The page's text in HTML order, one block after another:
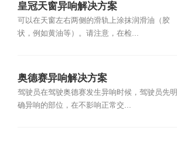
皇冠天窗异响解决方案
可以在天窗左右两侧的滑轨上涂抹润滑油（胶
状，例如黄油等）。请注意，在检...
奥德赛异响解决方案
驾驶员在驾驶奥德赛发生异响时候，驾驶员先明
确异响的部位，在不影响正常交...